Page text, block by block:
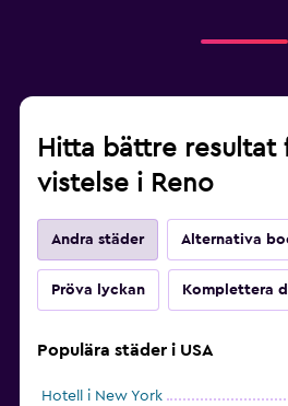
Hitta bättre resultat
vistelse i Reno
Andra städer Alternativa
Pröva lyckan Komplettera
Populära städer i USA
Hotell i New York